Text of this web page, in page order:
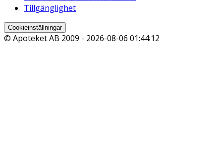
Tillgänglighet
Cookieinställningar
© Apoteket AB 2009 - 2026-08-06 01:44:12